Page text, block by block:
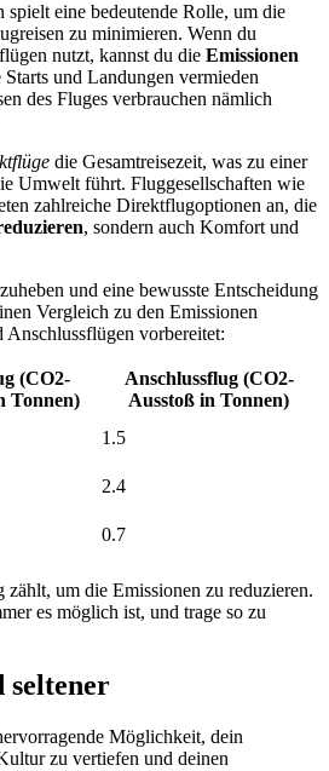
eine bedeutende Rolle, um die
zu minimieren. Wenn du
nutzt, kannst du die Emissionen
Starts und Landungen vermieden
des Fluges verbrauchen nämlich
die Gesamtreisezeit, was zu einer
Umwelt führt. Fluggesellschaften wie
zahlreiche Direktflugoptionen an, die
, sondern auch Komfort und
und eine bewusste Entscheidung
Vergleich zu den Emissionen
vorbereitet:
(CO2-
Tonnen)
Anschlussflug (CO2-
Ausstoß in Tonnen)
1.5
2.4
0.7
zählt, um die Emissionen zu reduzieren.
es möglich ist, und trage so zu
seltener
Möglichkeit, dein
zu vertiefen und deinen